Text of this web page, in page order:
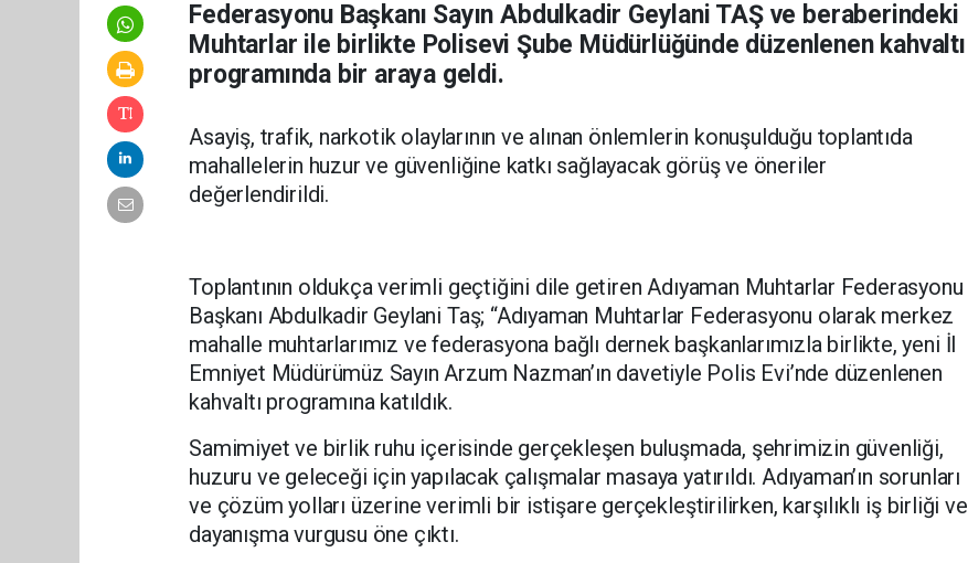
Federasyonu Başkanı Sayın Abdulkadir Geylani TAŞ ve beraberindeki
Muhtarlar ile birlikte Polisevi Şube Müdürlüğünde düzenlenen kahvaltı
programında bir araya geldi.
Asayiş, trafik, narkotik olaylarının ve alınan önlemlerin konuşulduğu toplantıda
mahallelerin huzur ve güvenliğine katkı sağlayacak görüş ve öneriler
değerlendirildi.
Toplantının oldukça verimli geçtiğini dile getiren Adıyaman Muhtarlar Federasyonu
Başkanı Abdulkadir Geylani Taş; “Adıyaman Muhtarlar Federasyonu olarak merkez
mahalle muhtarlarımız ve federasyona bağlı dernek başkanlarımızla birlikte, yeni İl
Emniyet Müdürümüz Sayın Arzum Nazman’ın davetiyle Polis Evi’nde düzenlenen
kahvaltı programına katıldık.
Samimiyet ve birlik ruhu içerisinde gerçekleşen buluşmada, şehrimizin güvenliği,
huzuru ve geleceği için yapılacak çalışmalar masaya yatırıldı. Adıyaman’ın sorunları
ve çözüm yolları üzerine verimli bir istişare gerçekleştirilirken, karşılıklı iş birliği ve
dayanışma vurgusu öne çıktı.